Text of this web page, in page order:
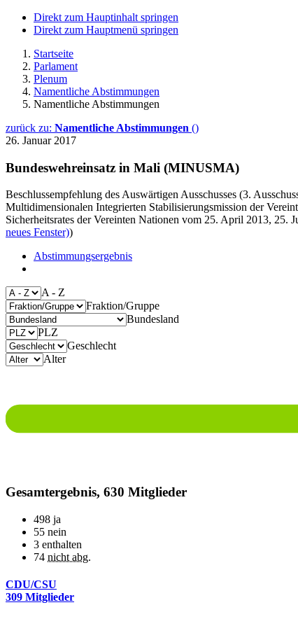
Direkt zum Hauptinhalt springen
Direkt zum Hauptmenü springen
Startseite
Parlament
Plenum
Namentliche Abstimmungen
Namentliche Abstimmungen
zurück zu: Namentliche Abstimmungen ()
26. Januar 2017
Bundeswehreinsatz in Mali (MINUSMA)
Beschlussempfehlung des Auswärtigen Ausschusses (3.
Multidimensionalen Integrierten Stabilisierungsmission der
Sicherheitsrates der Vereinten Nationen vom 25. April 2013, 25.
neues Fenster))
Abstimmungsergebnis
A - Z
Fraktion/Gruppe
Bundesland
PLZ
Geschlecht
Alter
Gesamtergebnis, 630 Mitglieder
498 ja
55 nein
3 enthalten
74 nicht abg.
CDU/CSU
309 Mitglieder